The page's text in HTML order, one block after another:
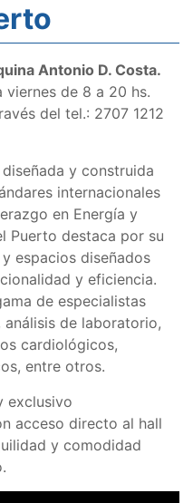
Antonio D. Costa.
viernes de 8 a 20 hs.
del tel.: 2707 1212
y construida
internacionales
en Energía y
Puerto destaca por su
espacios diseñados
y eficiencia.
de especialistas
de laboratorio,
cardiológicos,
entre otros.
exclusivo
acceso directo al hall
y comodidad